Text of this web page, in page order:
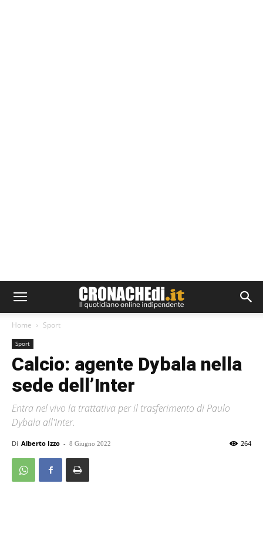
Home Sport
Sport
Calcio: agente Dybala nella
sede dell’Inter
Entra nel vivo la trattativa per il trasferimento di Paulo
Dybala all'Inter.
Di Alberto Izzo - 8 Giugno 2022 264